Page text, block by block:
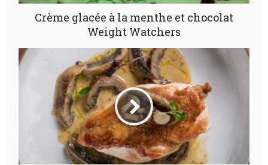
Crème glacée à la menthe et chocolat
Weight Watchers